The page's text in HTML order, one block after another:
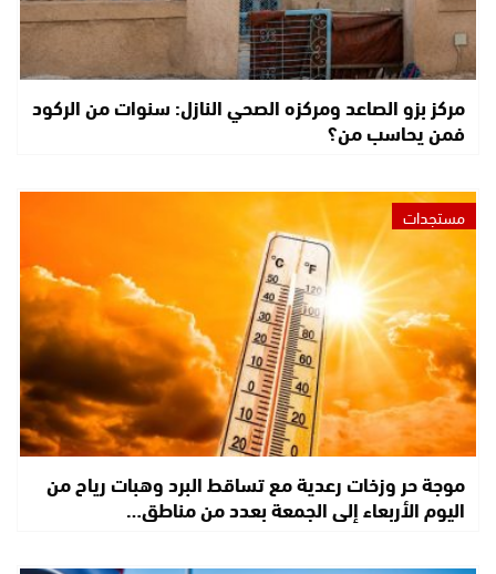
مركز بزو الصاعد ومركزه الصحي النازل: سنوات من الركود
فمن يحاسب من؟
مستجدات
موجة حر وزخات رعدية مع تساقط البرد وهبات رياح من
اليوم الأربعاء إلى الجمعة بعدد من مناطق…